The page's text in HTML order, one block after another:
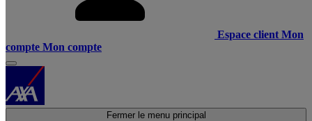
Espace client Mon
compte Mon compte
Fermer le menu principal